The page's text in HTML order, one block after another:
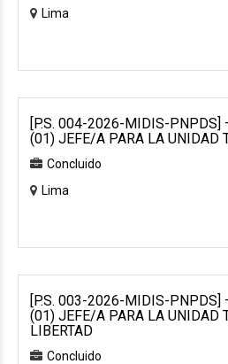
Lima
[P.S. 004-2026-MIDIS-PNPDS]
(01) JEFE/A PARA LA UNIDAD
Concluido
Lima
[P.S. 003-2026-MIDIS-PNPDS]
(01) JEFE/A PARA LA UNIDAD
LIBERTAD
Concluido